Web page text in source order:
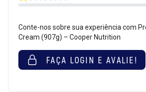
Conte-nos sobre sua experiência com
Cream (907g) – Cooper Nutrition
FAÇA LOGIN E AVALIE!